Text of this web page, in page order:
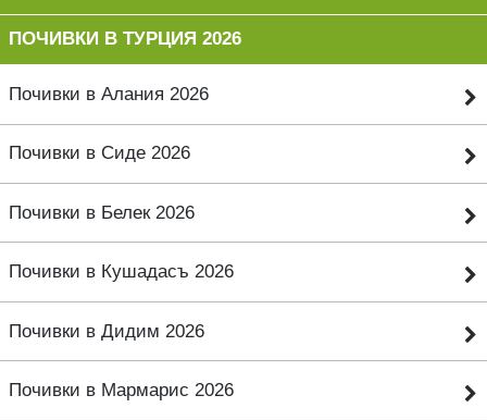
ПОЧИВКИ В ТУРЦИЯ 2026
Почивки в Алания 2026
Почивки в Сиде 2026
Почивки в Белек 2026
Почивки в Кушадасъ 2026
Почивки в Дидим 2026
Почивки в Мармарис 2026